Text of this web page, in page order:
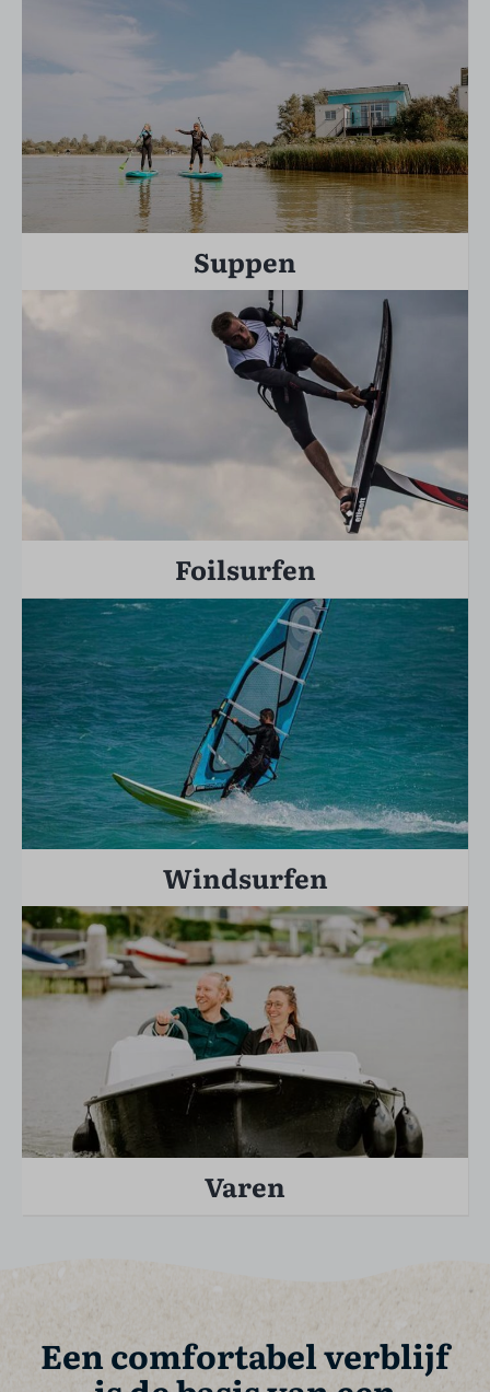
Suppen
Foilsurfen
Windsurfen
Varen
Een comfortabel verblijf